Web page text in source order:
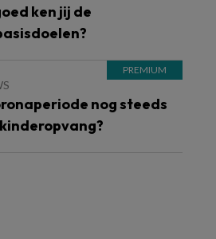
ken jij de
nog steeds